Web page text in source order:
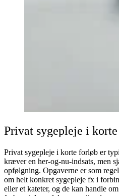
Privat sygepleje i
Privat sygepleje i korte forløb er
kræver en her-og-nu-indsats, men
opfølgning. Opgaverne er som
om helt konkret sygepleje fx i
eller et kateter, og de kan handle